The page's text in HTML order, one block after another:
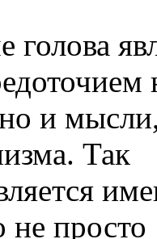
голова
и
Так
не просто